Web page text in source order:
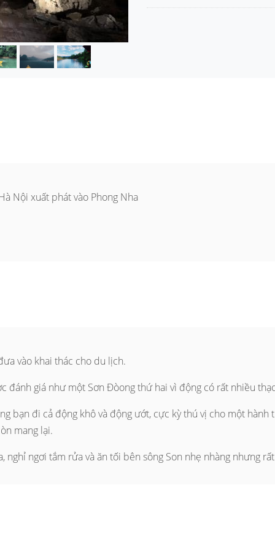
Nội xuất phát vào Phong Nha
vào khai thác cho du lịch.
đánh giá như một Sơn Đòong thứ hai vì động có rất nhiều
bạn đi cả động khô và động ướt, cực kỳ thú vị cho một
mang lại.
nghỉ ngơi tắm rửa và ăn tối bên sông Son nhẹ nhàng nhưng